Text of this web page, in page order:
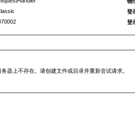
登
登
器上不存在。请创建文件或目录并重新尝试请求。